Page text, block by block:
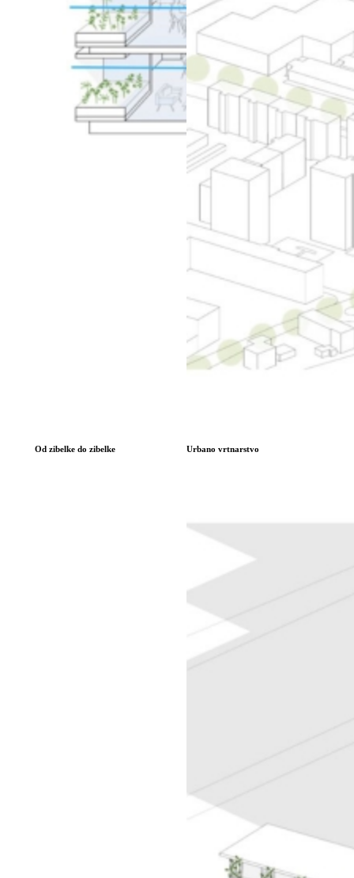
Od zibelke do zibelke Urbano vrtnarstvo